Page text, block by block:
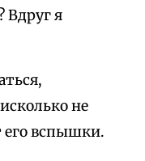
Вдруг я
не
его вспышки.